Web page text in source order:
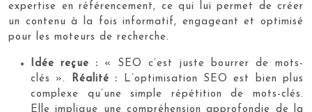
expertise en référencement, ce qui lui permet de créer
un contenu à la fois informatif, engageant et optimisé
pour les moteurs de recherche.
Idée reçue : « SEO c’est juste bourrer de mots-
clés ». Réalité : L’optimisation SEO est bien plus
complexe qu’une simple répétition de mots-clés.
Elle implique une compréhension approfondie de la